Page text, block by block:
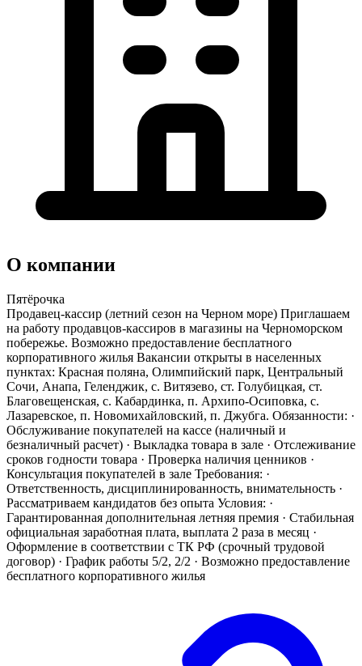
О компании
Пятёрочка
Продавец-кассир (летний сезон на Черном море) Приглашаем
на работу продавцов-кассиров в магазины на Черноморском
побережье. Возможно предоставление бесплатного
корпоративного жилья Вакансии открыты в населенных
пунктах: Красная поляна, Олимпийский парк, Центральный
Сочи, Анапа, Геленджик, с. Витязево, ст. Голубицкая, ст.
Благовещенская, с. Кабардинка, п. Архипо-Осиповка, с.
Лазаревское, п. Новомихайловский, п. Джубга. Обязанности: ·
Обслуживание покупателей на кассе (наличный и
безналичный расчет) · Выкладка товара в зале · Отслеживание
сроков годности товара · Проверка наличия ценников ·
Консультация покупателей в зале Требования: ·
Ответственность, дисциплинированность, внимательность ·
Рассматриваем кандидатов без опыта Условия: ·
Гарантированная дополнительная летняя премия · Стабильная
официальная заработная плата, выплата 2 раза в месяц ·
Оформление в соответствии с ТК РФ (срочный трудовой
договор) · График работы 5/2, 2/2 · Возможно предоставление
бесплатного корпоративного жилья